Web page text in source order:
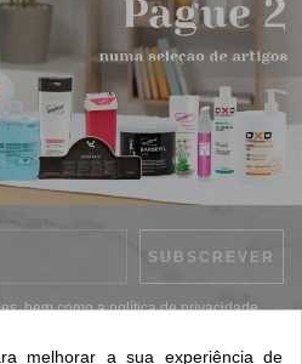
, bem como apolítica de privacidade.
melhorar a sua experiência de